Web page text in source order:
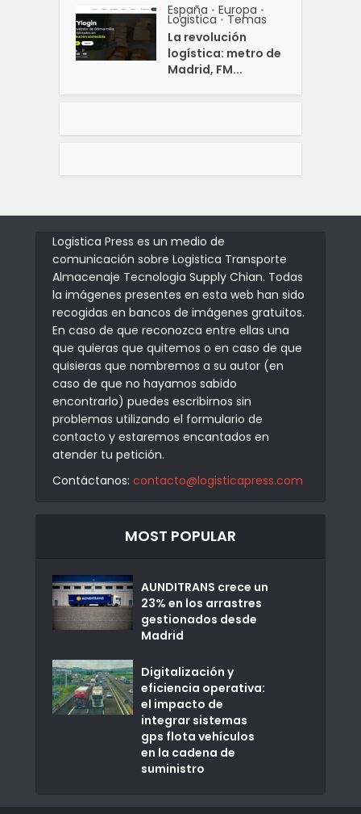
España • Europa •
Logistica • Temas
La revolución
logística: metro de
Madrid, FM...
Logistica Press es un medio de
comunicación sobre Logistica Transporte
Almacenaje Tecnologia Supply Chian. Todas
la imágenes presentes en esta web han sido
recogidas en bancos de imágenes gratuitos.
En caso de que reconozca entre ellas una
que quieras que quitemos o en caso de que
quisieras que nombremos a su autor (en
caso de que no hayamos sabido
encontrarlo) puedes escribirnos sin
problemas utilizando el formulario de
contacto y estaremos encantados en
atender tu petición.
Contáctanos: contacto@logisticapress.com
MOST POPULAR
AUNDITRANS crece un
23% en los arrastres
gestionados desde
Madrid
Digitalización y
eficiencia operativa:
el impacto de
integrar sistemas
gps flota vehículos
en la cadena de
suministro